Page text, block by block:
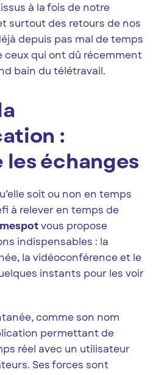
à la fois de notre
surtout des retours de nos
depuis pas mal de temps
ceux qui ont dû récemment
bain du télétravail.
:
échanges
soit ou non en temps
à relever en temps de
vous propose
indispensables : la
la vidéoconférence et le
instants pour les voir
comme son nom
permettant de
réel avec un utilisateur
Ses forces sont